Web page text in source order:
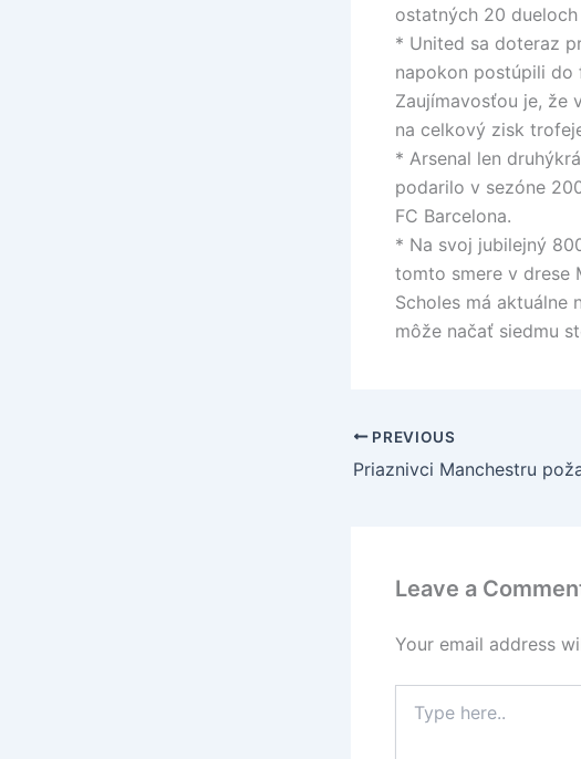
ostatných 20
* United sa doteraz
napokon postúpili do
Zaujímavosťou je, že
na celkový zisk
* Arsenal len
podarilo v sezóne
FC Barcelona.
* Na svoj jubilejný
tomto smere v drese
Scholes má aktuálne
môže načať siedmu
PREVIOUS
Leave a
Your email address
here..